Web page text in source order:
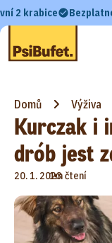
2 krabice
Domů Výživa
Kurczak i
drób jest
20. 1. 2023
•
1m čtení